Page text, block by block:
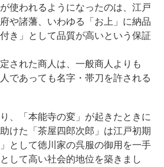
使われるようになったのは、江戸
や諸藩、いわゆる「お上」に納品
き」として品質が高いという保証
された商人は、一般商人よりも
であっても名字・帯刀を許される
、「本能寺の変」が起きたときに
けた「茶屋四郎次郎」は江戸初期
として徳川家の呉服の御用を一手
して高い社会的地位を築きまし